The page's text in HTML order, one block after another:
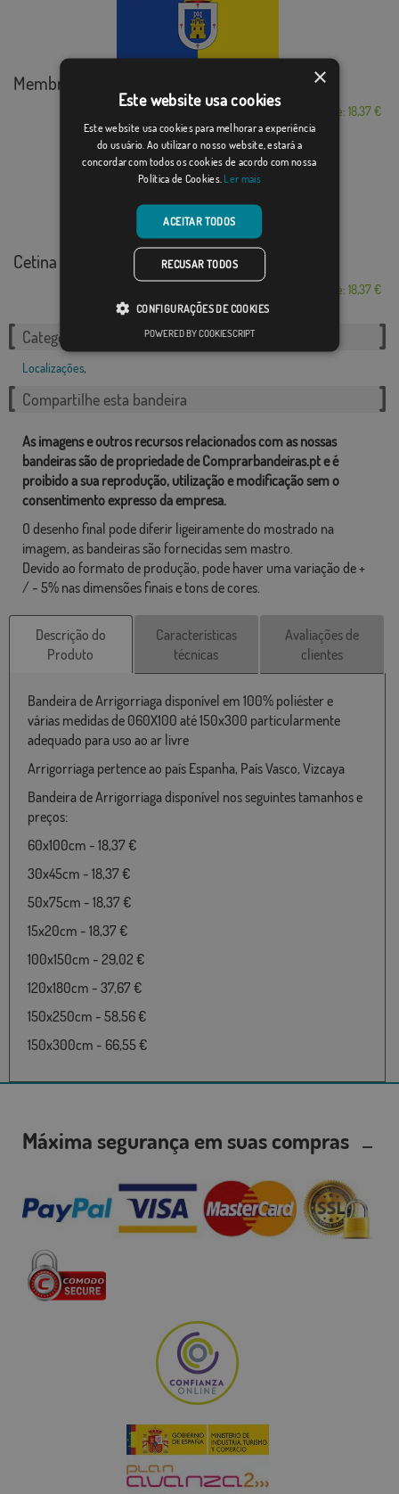
Membrilla
Desde: 18,37 €
Cetina (Zaragoza)
Desde: 18,37 €
Categorias relacionadas:
Localizações,
Compartilhe esta bandeira
As imagens e outros recursos relacionados com as nossas
bandeiras são de propriedade de Comprarbandeiras.pt e é
proibido a sua reprodução, utilização e modificação sem o
consentimento expresso da empresa.
O desenho final pode diferir ligeiramente do mostrado na
imagem, as bandeiras são fornecidas sem mastro.
Devido ao formato de produção, pode haver uma variação de +
/ - 5% nas dimensões finais e tons de cores.
Descrição do
Produto
Características
técnicas
Avaliações de
clientes
Bandeira de Arrigorriaga disponível em 100% poliéster e
várias medidas de 060X100 até 150x300 particularmente
adequado para uso ao ar livre
Arrigorriaga pertence ao país Espanha, País Vasco, Vizcaya
Bandeira de Arrigorriaga disponível nos seguintes tamanhos e
preços:
60x100cm - 18,37 €
30x45cm - 18,37 €
50x75cm - 18,37 €
15x20cm - 18,37 €
100x150cm - 29,02 €
120x180cm - 37,67 €
150x250cm - 58,56 €
150x300cm - 66,55 €
Máxima segurança em suas compras
×
Este website usa cookies
Este website usa cookies para melhorar a experiência
do usuário. Ao utilizar o nosso website, estará a
concordar com todos os cookies de acordo com nossa
Política de Cookies. Ler mais
ACEITAR TODOS
RECUSAR TODOS
CONFIGURAÇÕES DE COOKIES
POWERED BY COOKIESCRIPT